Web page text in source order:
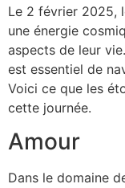
Le 2 février 2025,
une énergie
aspects de leur
est essentiel de
Voici ce que les
cette journée.
Amour
Dans le domaine